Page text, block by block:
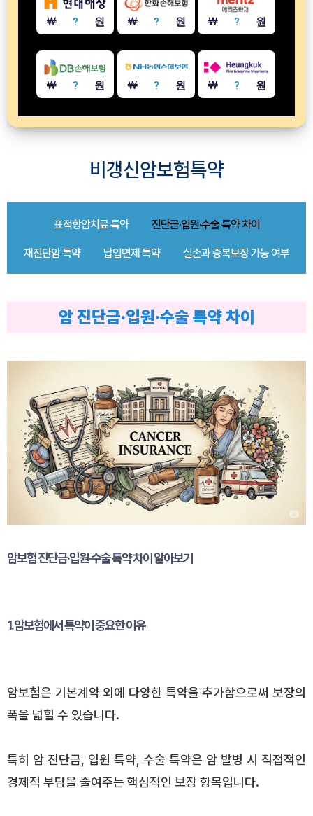
￦? 원 ￦ ?원 ￦? 원
￦? 원 ￦ ?원 ￦? 원
비갱신암보험특약
표적항암치료 특약 진단금·입원·수술 특약 차이
재진단암 특약 납입면제 특약 실손과 중복보장 가능 여부
암 진단금·입원·수술 특약 차이
암보험 진단금·입원·수술 특약 차이 알아보기
1. 암보험에서 특약이 중요한 이유
암보험은 기본계약 외에 다양한 특약을 추가함으로써 보장의
폭을 넓힐 수 있습니다.
특히 암 진단금, 입원 특약, 수술 특약은 암 발병 시 직접적인
경제적 부담을 줄여주는 핵심적인 보장 항목입니다.